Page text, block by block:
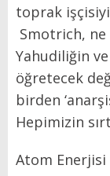
toprak
Smotrich, ne
Yahudiliğin
öğretecek
birden
Hepimizin
Atom Enerjisi